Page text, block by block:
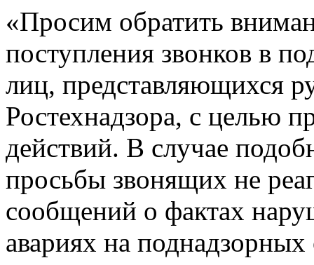
«Просим обратить
поступления звонков в
лиц, представляющихся
Ростехнадзора, с целью
действий. В случае
просьбы звонящих не
сообщений о фактах
авариях на